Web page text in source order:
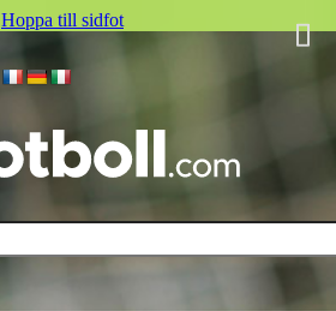
Hoppa till sidfot